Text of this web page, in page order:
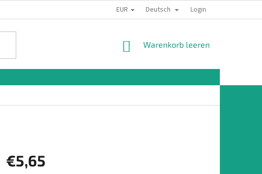
EUR Deutsch Login
WARENKORB
Warenkorb leeren
€5,65